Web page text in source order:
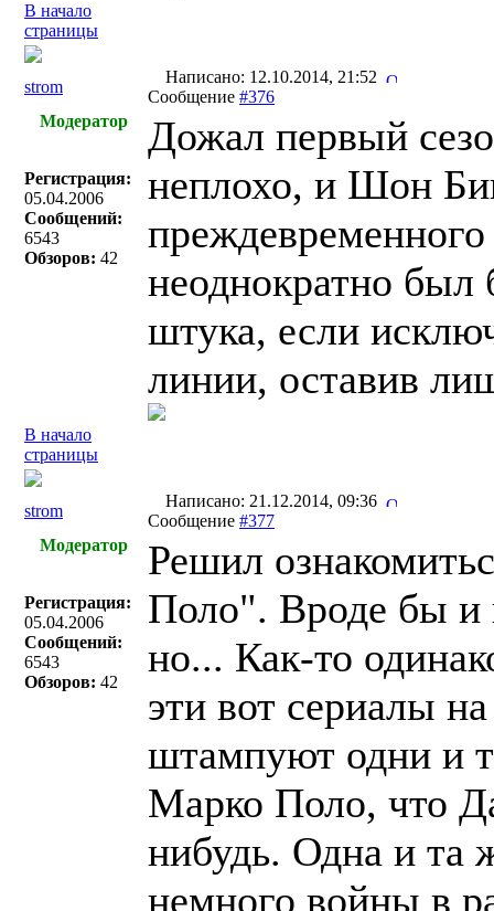
В начало
страницы
strom
Написано: 12.10.2014, 21:52
Сообщение #376
Модератор
Регистрация:
05.04.2006
Сообщений:
6543
Обзоров: 42
Дожал первый
неплохо, и Шон
неоднократно был
штука, если
линии, оставив
В начало
страницы
strom
Написано: 21.12.2014, 09:36
Сообщение #377
Модератор
Регистрация:
05.04.2006
Сообщений:
6543
Обзоров: 42
Решил
Поло". Вроде бы и
но... Как-то
эти вот сериалы
штампуют одни и
Марко Поло, что
нибудь. Одна и та
немного войны в